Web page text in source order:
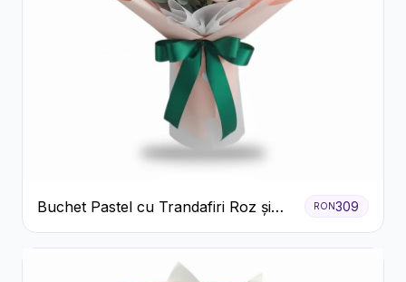
Buchet Pastel cu Trandafiri Roz și
Albi
RON309